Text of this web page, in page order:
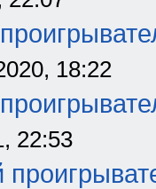
18:22
22:53